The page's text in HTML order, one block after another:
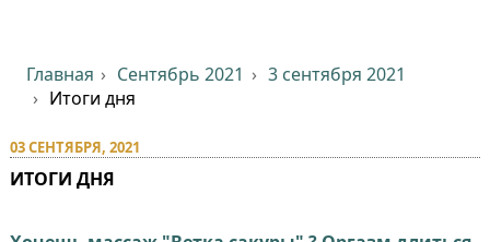
Главная Сентябрь 2021
3 сентября 2021
Итоги дня
03 СЕНТЯБРЯ, 2021
ИТОГИ ДНЯ